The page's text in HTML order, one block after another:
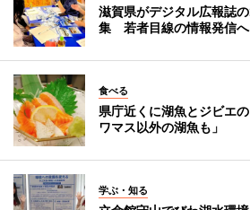
滋賀県がデジタル広報誌
集 若者目線の情報発信へ
食べる
県庁近くに湖魚とジビエ
ワマス以外の湖魚も」
学ぶ・知る